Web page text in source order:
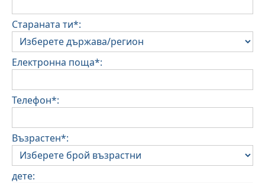
Стараната ти*:
Електронна поща*:
Телефон*:
Възрастен*:
дете: